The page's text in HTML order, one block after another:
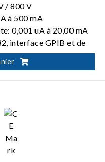
/ 800 V
à 500 mA
0,001 uA à 20,00 mA
interface GPIB et de